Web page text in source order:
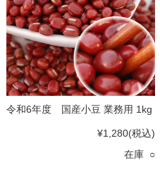
令和6年度 国産小豆 業務用 1kg
¥1,280(税込)
在庫 ○